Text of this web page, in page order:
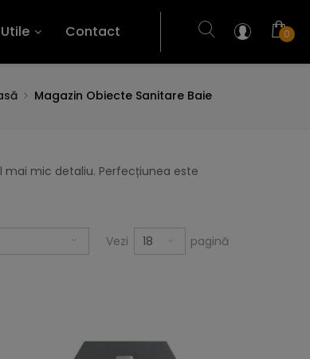
Contact 0
Magazin Obiecte Sanitare Baie
mai mic detaliu. Perfecțiunea este
Vezi 18 pagină